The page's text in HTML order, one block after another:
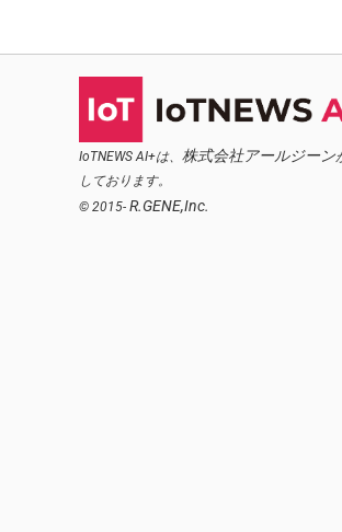
IoTNEWS AI+は、 株式会社アールジーン
しております。
© 2015- R.GENE,Inc.